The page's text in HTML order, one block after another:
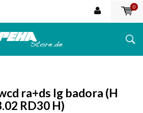
0
ra+ds lg badora (H
RD30 H)